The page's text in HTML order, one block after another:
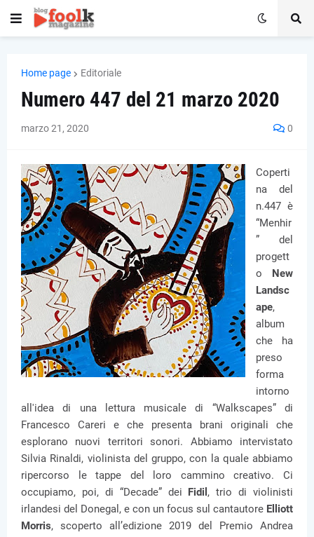
Home page Editoriale
Numero 447 del 21 marzo 2020
marzo 21, 2020 0
Coperti
na del
n.447 è
“Menhir
” del
progett
o New
Landsc
ape,
album
che ha
preso
forma
intorno
all'idea di una lettura musicale di “Walkscapes” di
Francesco Careri e che presenta brani originali che
esplorano nuovi territori sonori. Abbiamo intervistato
Silvia Rinaldi, violinista del gruppo, con la quale abbiamo
ripercorso le tappe del loro cammino creativo. Ci
occupiamo, poi, di “Decade” dei Fidil , trio di violinisti
irlandesi del Donegal, e con un focus sul cantautore Elliott
Morris, scoperto all’edizione 2019 del Premio Andrea